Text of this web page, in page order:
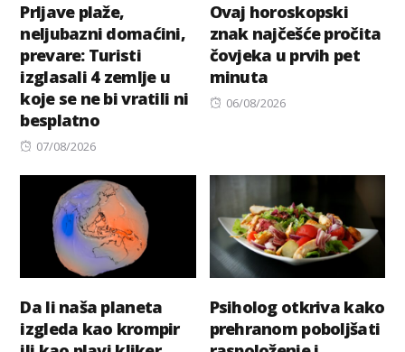
Prljave plaže,
neljubazni domaćini,
prevare: Turisti
izglasali 4 zemlje u
koje se ne bi vratili ni
besplatno
Posted
07/08/2026
Ovaj horoskopski
znak najčešće pročita
čovjeka u prvih pet
minuta
Posted
06/08/2026
Da li naša planeta
izgleda kao krompir
Psiholog otkriva kako
prehranom poboljšati